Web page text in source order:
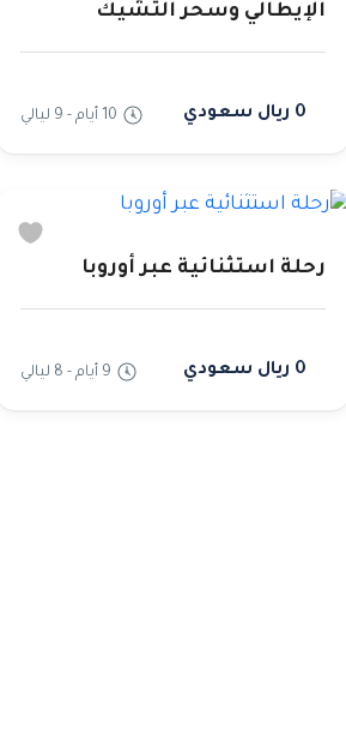
الإيطالي وسحر التشيك
0 ريال سعودي 10 أيام - 9 ليالي
رحلة استثنائية عبر أوروبا
0 ريال سعودي 9 أيام - 8 ليالي